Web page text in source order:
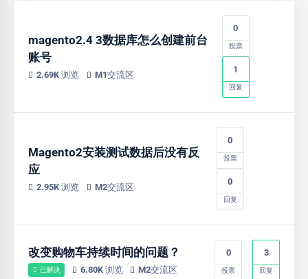
magento2.4 3数据库怎么创建前台
账号
2.69K 浏览 M1交流区
0
投票
1
回复
Magento2安装测试数据后没有反
应
2.95K 浏览 M2交流区
0
投票
0
回复
改变购物车持续时间的问题？
已解决 6.80K 浏览 M2交流区
0
投票
3
回复